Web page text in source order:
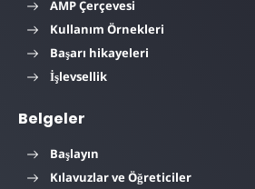
AMP Çerçevesi
Kullanım Örnekleri
Başarı hikayeleri
İşlevsellik
Belgeler
Başlayın
Kılavuzlar ve Öğreticiler